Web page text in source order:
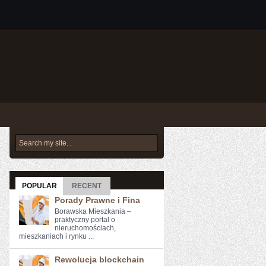
POPULAR RECENT
Porady Prawne i Fina
Borawska Mieszkania –
praktyczny portal o
nieruchomościach,
mieszkaniach i rynku ...
Rewolucja blockchain